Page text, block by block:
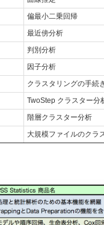
偏最小二乗回帰
最近傍分析
判別分析
因子分析
クラスタリングの手続
TwoStep クラスター分
階層クラスター分析
大規模ファイルのクラ